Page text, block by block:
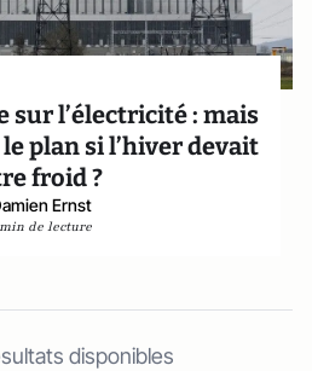
sur l’électricité : mais
plan si l’hiver devait
froid ?
Ernst
de lecture
disponibles